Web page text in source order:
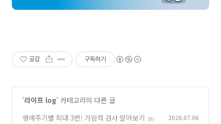
공감 구독하기
'라이프 log' 카테고리의 다른 글
생애주기별 최대 3번! 가임력 검사 알아보기
(0) 2026.07.06